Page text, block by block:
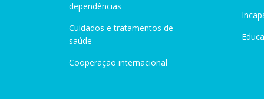
dependências
Cuidados e tratamentos de
saúde
Cooperação internacional